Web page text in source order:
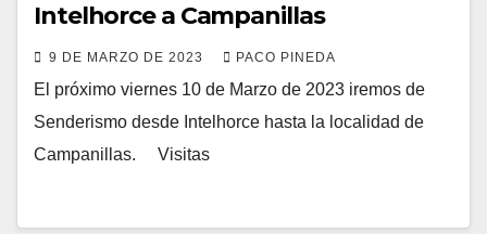
Intelhorce a Campanillas
9 DE MARZO DE 2023 PACO PINEDA
El próximo viernes 10 de Marzo de 2023 iremos de
Senderismo desde Intelhorce hasta la localidad de
Campanillas. Visitas